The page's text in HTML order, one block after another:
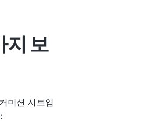
지 보
미션 시트입